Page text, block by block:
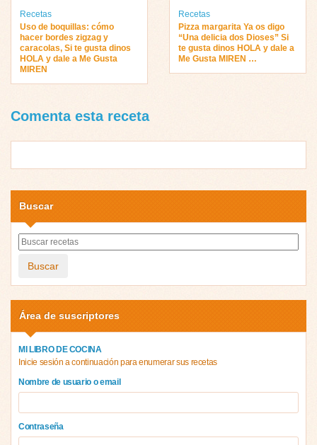
Recetas
Uso de boquillas: cómo
hacer bordes zigzag y
caracolas, Si te gusta dinos
HOLA y dale a Me Gusta
MIREN
Recetas
Pizza margarita Ya os digo
“Una delicia dos Dioses” Si
te gusta dinos HOLA y dale a
Me Gusta MIREN …
Comenta esta receta
Buscar
Buscar
Área de suscriptores
MI LIBRO DE COCINA
Inicie sesión a continuación para enumerar sus recetas
Nombre de usuario o email
Contraseña